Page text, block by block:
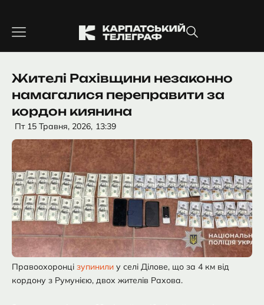
вмісту
Жителі Рахівщини незаконно
намагалися переправити за
кордон киянина
Пт 15 Травня, 2026, 13:39
Правоохоронці зупинили у селі Ділове, що за 4 км від
кордону з Румунією, двох жителів Рахова.